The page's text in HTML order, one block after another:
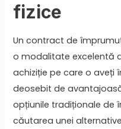
fizice
Un contract de
o modalitate excelentă
achiziție pe care o aveți
deosebit de
opțiunile tradiționale de
căutarea unei